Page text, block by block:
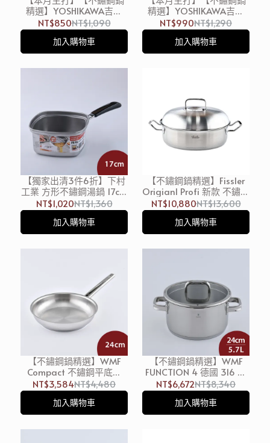
精選】YOSHIKAWA吉川
不鏽鋼雪平鍋 18cm 1.9L 日
本製
NT$850NT$1,090
加入購物車
精選】YOSHIKAWA吉川
不鏽鋼雪平鍋 20cm 2.5L
日本製 泡麵鍋 (電磁爐 IH
爐可用)
NT$990NT$1,290
加入購物車
【獨家出清3件6折】下村
工業 方形不鏽鋼湯鍋 17cm
1.8L 日本製 泡麵鍋 (電磁爐
IH爐可用)
NT$1,020NT$1,360
加入購物車
【不鏽鋼鍋精選】Fissler
Origianl Profi 新款 不鏽鋼
皇冠雙耳深炒鍋 (含蓋)
28cm 平底鍋 (電磁爐 IH爐
可用)
NT$10,880NT$13,600
加入購物車
【不鏽鋼鍋精選】WMF
Compact 不鏽鋼平底鍋
24cm 煎鍋 炒鍋 (電磁爐
IH爐可用)
NT$3,584NT$4,480
加入購物車
【不鏽鋼鍋精選】WMF
FUNCTION 4 德國 316 不
鏽鋼高身湯鍋 (含蓋)
24cm 5.7L 湯鍋 燉鍋 雙耳
鍋 (電磁爐 IH爐可用)
NT$6,672NT$8,340
加入購物車